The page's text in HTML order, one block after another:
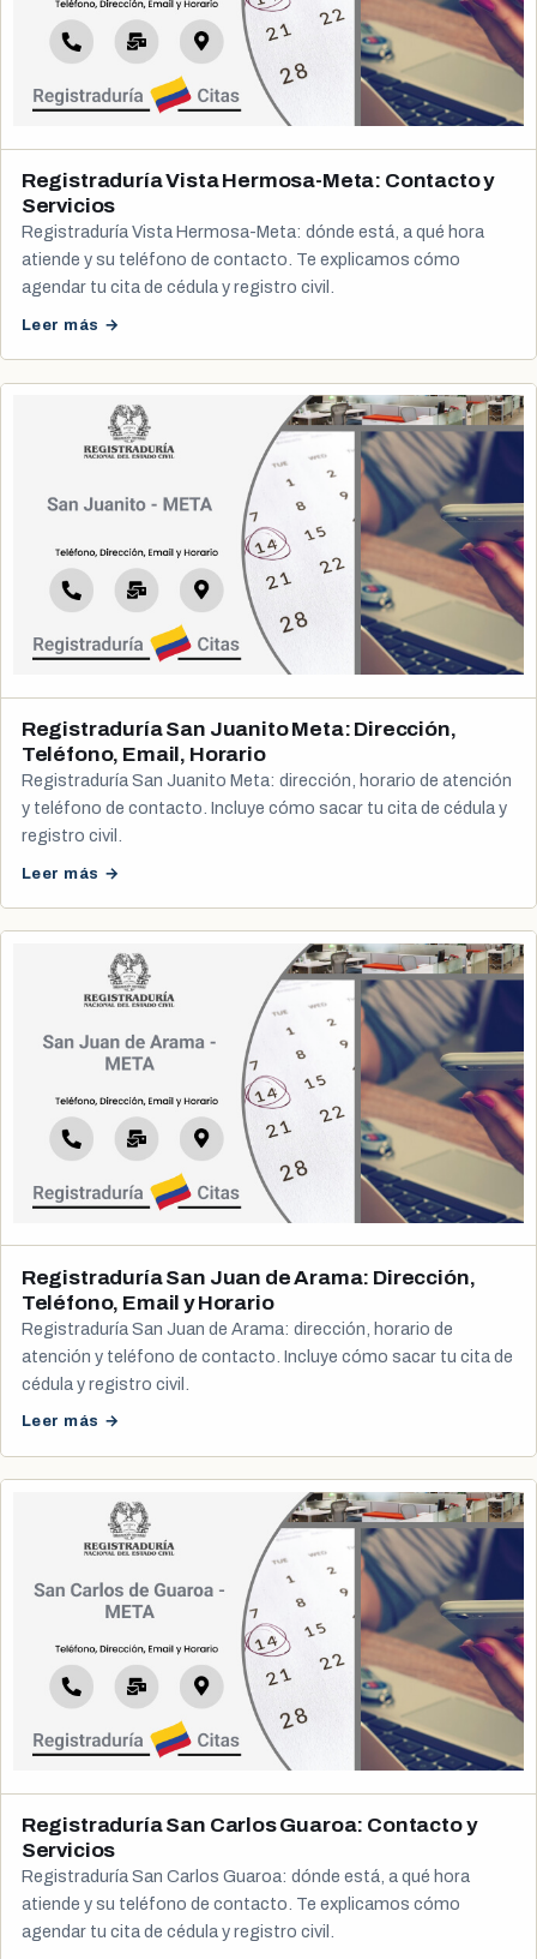
Registraduría Vista Hermosa-Meta: Contacto y
Servicios
Registraduría Vista Hermosa-Meta: dónde está, a qué hora
atiende y su teléfono de contacto. Te explicamos cómo
agendar tu cita de cédula y registro civil.
Leer más →
Registraduría San Juanito Meta: Dirección,
Teléfono, Email, Horario
Registraduría San Juanito Meta: dirección, horario de atención
y teléfono de contacto. Incluye cómo sacar tu cita de cédula y
registro civil.
Leer más →
Registraduría San Juan de Arama: Dirección,
Teléfono, Email y Horario
Registraduría San Juan de Arama: dirección, horario de
atención y teléfono de contacto. Incluye cómo sacar tu cita de
cédula y registro civil.
Leer más →
Registraduría San Carlos Guaroa: Contacto y
Servicios
Registraduría San Carlos Guaroa: dónde está, a qué hora
atiende y su teléfono de contacto. Te explicamos cómo
agendar tu cita de cédula y registro civil.